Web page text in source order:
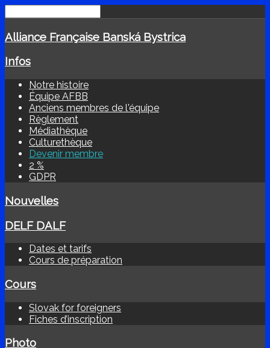
Alliance Française Banská Bystrica
Infos
Notre histoire
Équipe AFBB
Anciens membres de l'équipe
Règlement
Médiathèque
Culturethèque
Devenir membre
2 %
GDPR
Nouvelles
DELF DALF
Dates et tarifs
Cours de préparation
Cours
Slovak for foreigners
Fiches d’inscription
Photo